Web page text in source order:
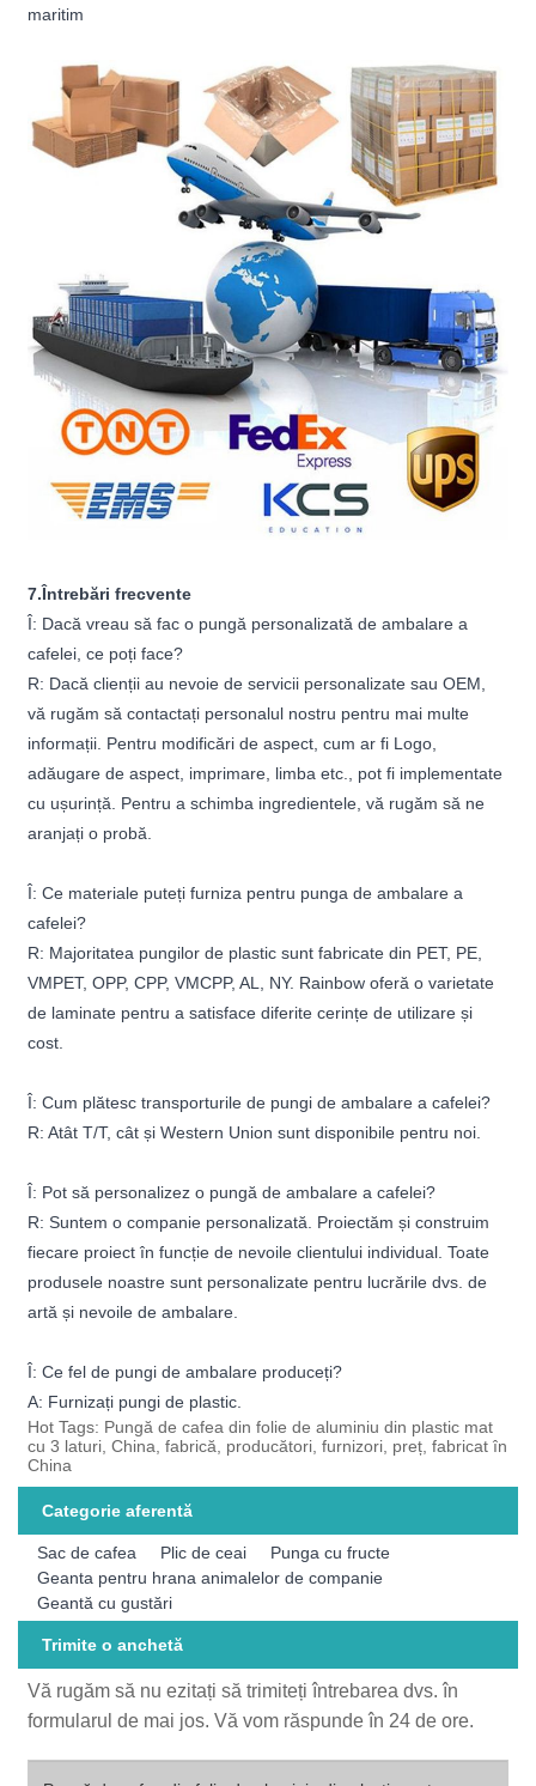
maritim
7.Întrebări frecvente
Î: Dacă vreau să fac o pungă personalizată de ambalare a
cafelei, ce poți face?
R: Dacă clienții au nevoie de servicii personalizate sau OEM,
vă rugăm să contactați personalul nostru pentru mai multe
informații. Pentru modificări de aspect, cum ar fi Logo,
adăugare de aspect, imprimare, limba etc., pot fi implementate
cu ușurință. Pentru a schimba ingredientele, vă rugăm să ne
aranjați o probă.
Î: Ce materiale puteți furniza pentru punga de ambalare a
cafelei?
R: Majoritatea pungilor de plastic sunt fabricate din PET, PE,
VMPET, OPP, CPP, VMCPP, AL, NY. Rainbow oferă o varietate
de laminate pentru a satisface diferite cerințe de utilizare și
cost.
Î: Cum plătesc transporturile de pungi de ambalare a cafelei?
R: Atât T/T, cât și Western Union sunt disponibile pentru noi.
Î: Pot să personalizez o pungă de ambalare a cafelei?
R: Suntem o companie personalizată. Proiectăm și construim
fiecare proiect în funcție de nevoile clientului individual. Toate
produsele noastre sunt personalizate pentru lucrările dvs. de
artă și nevoile de ambalare.
Î: Ce fel de pungi de ambalare produceți?
A: Furnizați pungi de plastic.
Hot Tags: Pungă de cafea din folie de aluminiu din plastic mat
cu 3 laturi, China, fabrică, producători, furnizori, preț, fabricat în
China
Categorie aferentă
Sac de cafea Plic de ceai
Punga cu fructe
Geanta pentru hrana animalelor de companie
Geantă cu gustări
Trimite o anchetă
Vă rugăm să nu ezitați să trimiteți întrebarea dvs. în
formularul de mai jos. Vă vom răspunde în 24 de ore.